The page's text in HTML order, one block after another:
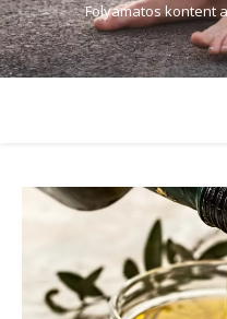
Folyamatos kontent